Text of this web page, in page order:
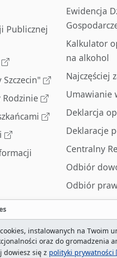
instalowanych na Twoim
oraz do gromadzenia
dowiesz się z polityki prywatności
Publicznej
Rodzinie
Ewidencja
Kalkulator
na alkohol
Najczęściej
Umawianie
Deklarcja
Deklaracje
Centralny
Odbiór
Odbiór
Odbiór